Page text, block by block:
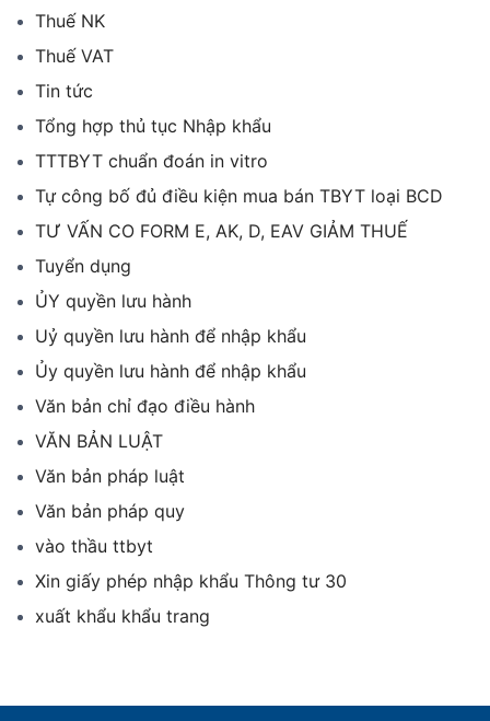
Thuế NK
Thuế VAT
Tin tức
Tổng hợp thủ tục Nhập khẩu
TTTBYT chuẩn đoán in vitro
Tự công bố đủ điều kiện mua bán TBYT loại BCD
TƯ VẤN CO FORM E, AK, D, EAV GIẢM THUẾ
Tuyển dụng
ỦY quyền lưu hành
Uỷ quyền lưu hành để nhập khẩu
Ủy quyền lưu hành để nhập khẩu
Văn bản chỉ đạo điều hành
VĂN BẢN LUẬT
Văn bản pháp luật
Văn bản pháp quy
vào thầu ttbyt
Xin giấy phép nhập khẩu Thông tư 30
xuất khẩu khẩu trang